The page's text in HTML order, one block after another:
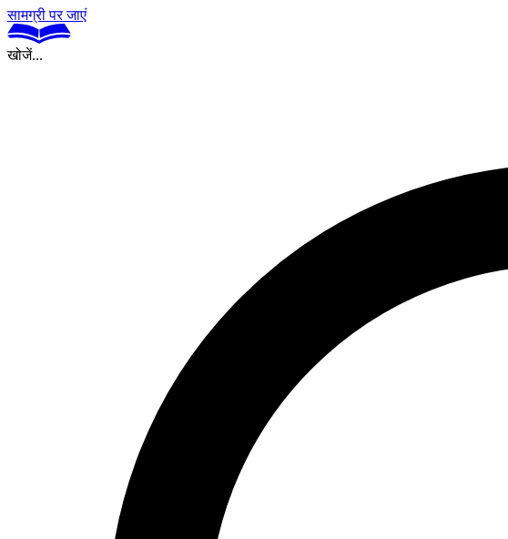
सामग्री पर जाएं
खोजें...